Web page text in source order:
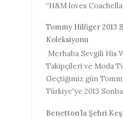
“H&M loves
Tommy Hilfiger 2013
Koleksiyonu
Merhaba Sevgili His
Takipçileri ve Moda
Geçtiğimiz gün
Türkiye'ye 2013
Benetton’la Şehri